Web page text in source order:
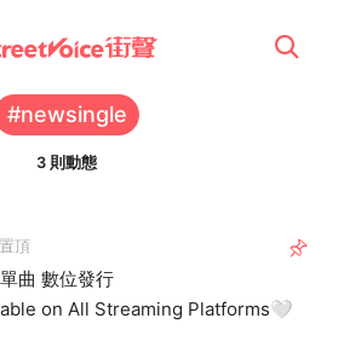
#newsingle
3 則動態
頂
曲 數位發行
on All Streaming Platforms🤍